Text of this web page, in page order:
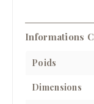
Informations
Poids
Dimensions